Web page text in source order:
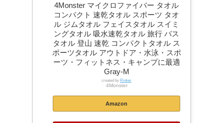
4Monster マイクロファイバー タオル
コンパクト 速乾タオル スポーツ タオ
ル ジムタオル フェイスタオル スイミ
ングタオル 吸水速乾タオル 旅行 バス
タオル 登山 速乾 コンパクトタオル ス
ポーツタオル アウトドア・水泳・スポ
ーツ・フィットネス・キャンプに最適
Gray-M
created by Rinker
4Monster
Amazon